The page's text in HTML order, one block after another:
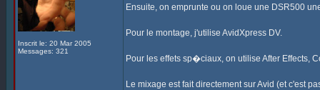
Inscrit le: 20 Mar 2005
Messages: 321
Ensuite, on emprunte ou on loue une DSR500
Pour le montage, j'utilise AvidXpress DV.
Pour les effets sp�ciaux, on utilise After Effects,
Le mixage est fait directement sur Avid (et c'est